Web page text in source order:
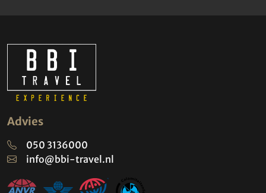
Advies
050 3136000
info@bbi-travel.nl